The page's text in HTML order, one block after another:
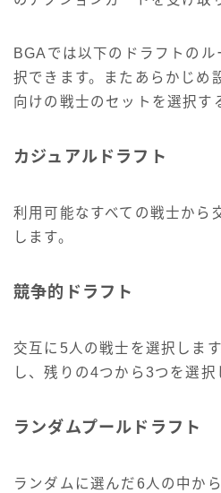
BGAでは以下のドラフトの
択できます。またあらかじめ
向けの戦士のセットを選択す
カジュアルドラフト
利用可能なすべての戦士から
します。
競争的ドラフト
交互に5人の戦士を選択しま
し、残りの4つから3つを選択
ランダムプールドラフト
ランダムに選んだ6人の中か